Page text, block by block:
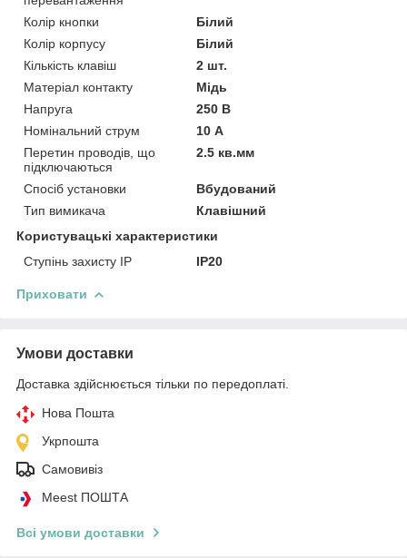
Колір кнопки
Білий
Колір корпусу
Білий
Кількість клавіш
2 шт.
Матеріал контакту
Мідь
Напруга
250 В
Номінальний струм
10 А
Перетин проводів, що
підключаються
2.5 кв.мм
Спосіб установки
Вбудований
Тип вимикача
Клавішний
Користувацькі характеристики
Ступінь захисту IP
IP20
Приховати
Умови доставки
Доставка здійснюється тільки по передоплаті.
Нова Пошта
Укрпошта
Самовивіз
Meest ПОШТА
Всі умови доставки